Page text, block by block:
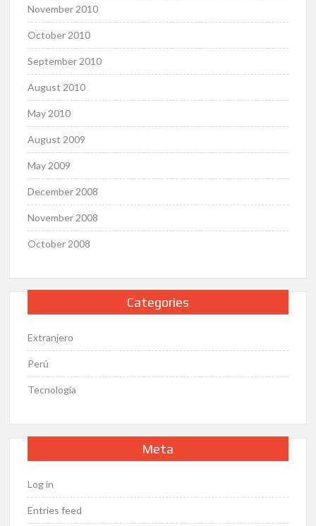
November 2010
October 2010
September 2010
August 2010
May 2010
August 2009
May 2009
December 2008
November 2008
October 2008
Categories
Extranjero
Perú
Tecnología
Meta
Log in
Entries feed